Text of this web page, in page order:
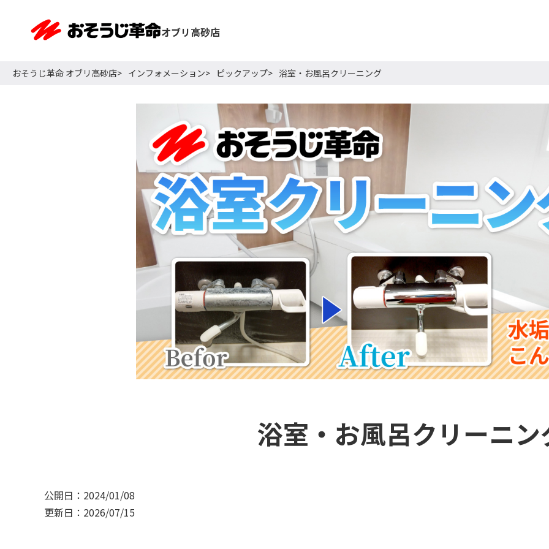
オブリ高砂店
おそうじ革命 オブリ高砂店 インフォメーション ピックアップ 浴室・お風呂クリーニング
浴室・お風呂クリーニン
公開日：2024/01/08
更新日：2026/07/15